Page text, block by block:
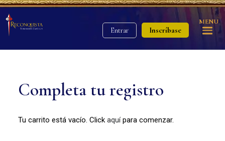
Entrar Inscríbase
MENU
Completa tu registro
Tu carrito está vacío. Click aquípara comenzar.